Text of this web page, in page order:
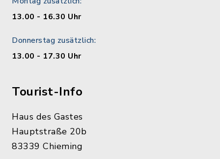
13.00 - 16.30 Uhr
Donnerstag zusätzlich:
13.00 - 17.30 Uhr
Tourist-Info
Haus des Gastes
Hauptstraße 20b
83339 Chieming